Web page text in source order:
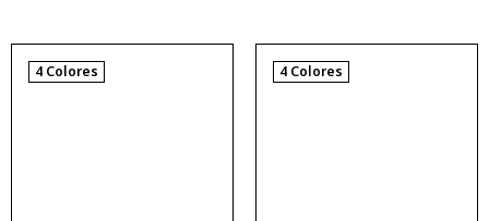
4 Colores 4 Colores